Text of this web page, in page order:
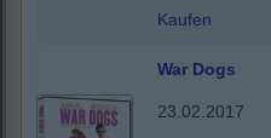
Kaufen
War Dogs
23.02.2017